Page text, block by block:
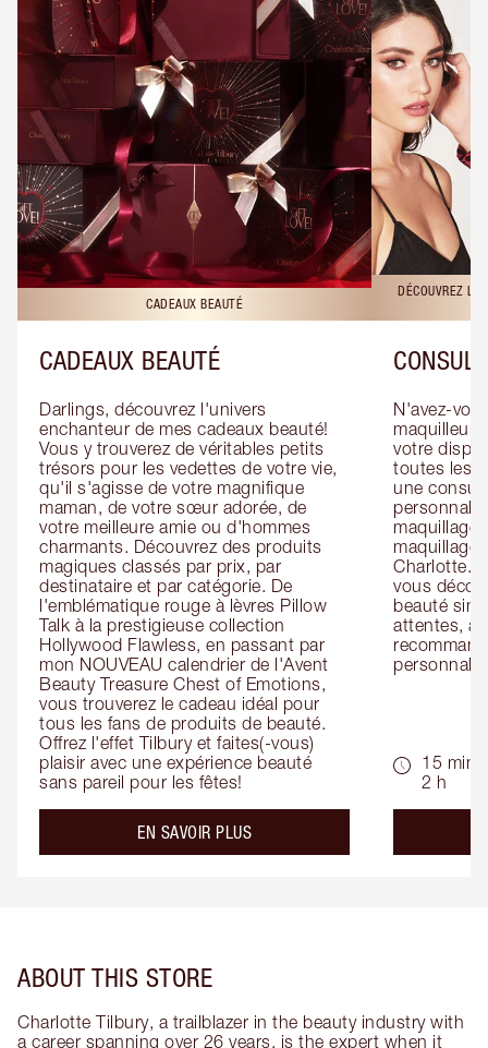
CADEAUX BEAUTÉ
CADEAUX BEAUTÉ
Darlings, découvrez l'univers
enchanteur de mes cadeaux beauté!
Vous y trouverez de véritables petits
trésors pour les vedettes de votre vie,
qu'il s'agisse de votre magnifique
maman, de votre sœur adorée, de
votre meilleure amie ou d'hommes
charmants. Découvrez des produits
magiques classés par prix, par
destinataire et par catégorie. De
l'emblématique rouge à lèvres Pillow
Talk à la prestigieuse collection
Hollywood Flawless, en passant par
mon NOUVEAU calendrier de l'Avent
Beauty Treasure Chest of Emotions,
vous trouverez le cadeau idéal pour
tous les fans de produits de beauté.
Offrez l'effet Tilbury et faites(-vous)
plaisir avec une expérience beauté
sans pareil pour les fêtes!
EN SAVOIR PLUSabout the
DÉCOUVREZ
N'avez-
maquilleur
votre
toutes les
une
maquillage
maquillage
Charlotte.
vous
beauté
attentes,
15 min -
2 h
ABOUT THIS STORE
Charlotte Tilbury, a trailblazer in the beauty industry with
a career spanning over 26 years, is the expert when it